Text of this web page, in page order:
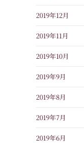
2019年12月
2019年11月
2019年10月
2019年9月
2019年8月
2019年7月
2019年6月